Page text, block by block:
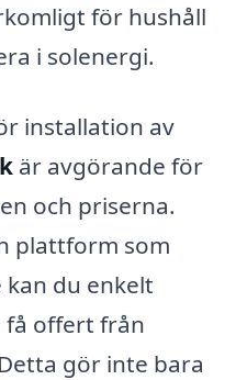
för hushåll
i solenergi.
installation av
är avgörande för
och priserna.
plattform som
du enkelt
få offert från
gör inte bara